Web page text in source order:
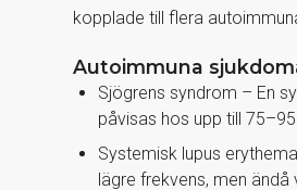
kopplade till flera
Autoimmuna
Sjögrens syndrom – En
påvisas hos upp till
Systemisk lupus
lägre frekvens, men